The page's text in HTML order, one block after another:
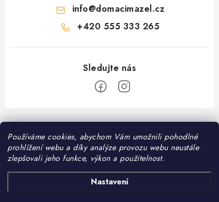
Používáme cookies, abychom Vám umožnili pohodlné
prohlížení webu a díky analýze provozu webu neustále
zlepšovali jeho funkce, výkon a použitelnost.
Nastavení
info@domacimazel.cz
+420 555 333 265
Z
á
Informace pro vás
Kontakt
Možnosti dopravy
Hodnocení obchodu
❤️ Oblíbené kategorie